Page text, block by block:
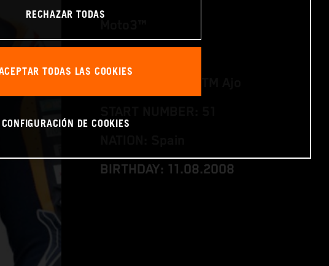
BIRTHDAY: 11.08.2008
RECHAZAR TODAS
TODAS LAS COOKIES
CONFIGURACIÓN DE COOKIES